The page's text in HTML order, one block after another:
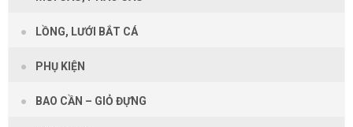
LỒNG, LƯỚI BẮT CÁ
PHỤ KIỆN
BAO CẦN – GIỎ ĐỰNG